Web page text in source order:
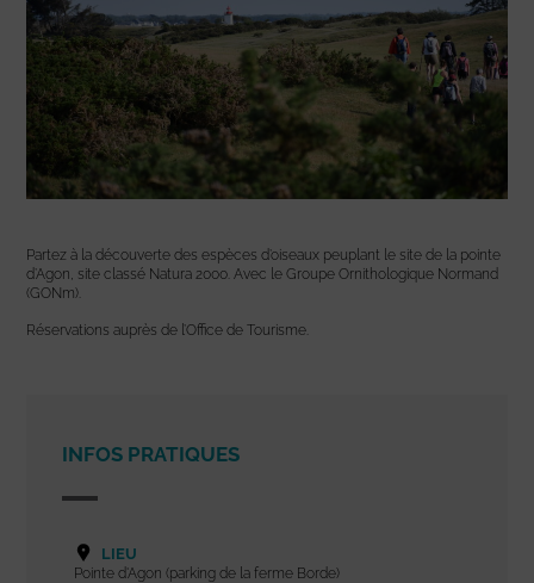
Partez à la découverte des espèces d’oiseaux peuplant le site de la pointe
d’Agon, site classé Natura 2000. Avec le Groupe Ornithologique Normand
(GONm).
Réservations auprès de l’Office de Tourisme.
INFOS PRATIQUES
LIEU
Pointe d'Agon (parking de la ferme Borde)